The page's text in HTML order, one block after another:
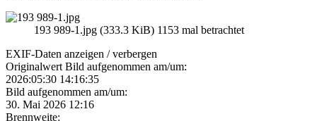
193 989-1.jpg (333.3 KiB) 1153 mal betrachtet
EXIF-Daten anzeigen / verbergen
Originalwert Bild aufgenommen am/um:
2026:05:30 14:16:35
Bild aufgenommen am/um:
30. Mai 2026 12:16
Brennweite: